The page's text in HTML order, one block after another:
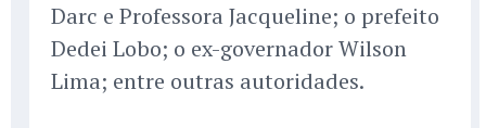
Darc e Professora Jacqueline; o prefeito
Dedei Lobo; o ex-governador Wilson
Lima; entre outras autoridades.